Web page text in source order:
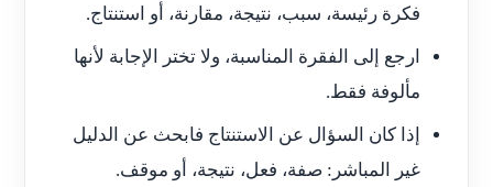
فكرة رئيسة، سبب، نتيجة، مقارنة، أو استنتاج.
ارجع إلى الفقرة المناسبة، ولا تختر الإجابة لأنها
مألوفة فقط.
إذا كان السؤال عن الاستنتاج فابحث عن الدليل
غير المباشر: صفة، فعل، نتيجة، أو موقف.